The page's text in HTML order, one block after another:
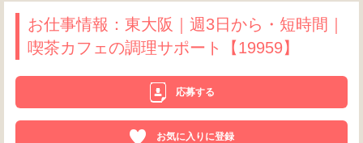
お仕事情報：東大阪｜週3日から・短時間｜
喫茶カフェの調理サポート【19959】
応募する
お気に入りに登録